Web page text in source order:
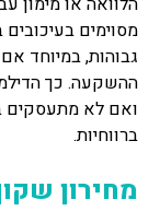
מסוימים
גבוהות, במיוחד
ההשקעה. כך
ואם לא מתעסקים
ברווחיות.
מחירון